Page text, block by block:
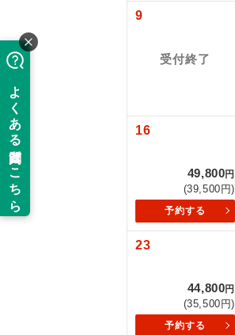
9
受付終了
16
49,800円
(39,500円)
予約する
23
44,800円
(35,500円)
予約する